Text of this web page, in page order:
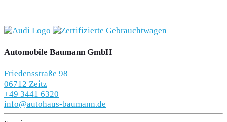
Automobile Baumann GmbH
Friedensstraße 98
06712 Zeitz
+49 3441 6320
info@autohaus-baumann.de